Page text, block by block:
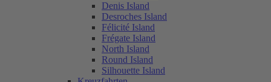
Denis Island
Desroches Island
Félicité Island
Frégate Island
North Island
Round Island
Silhouette Island